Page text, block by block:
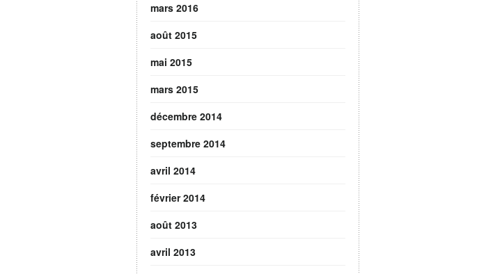
mars 2016
août 2015
mai 2015
mars 2015
décembre 2014
septembre 2014
avril 2014
février 2014
août 2013
avril 2013